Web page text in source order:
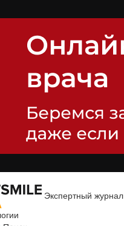
Экспертный журнал